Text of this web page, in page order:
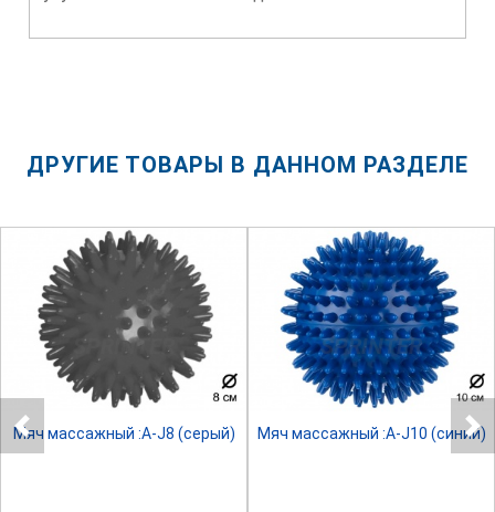
ДРУГИЕ ТОВАРЫ В ДАННОМ РАЗДЕЛЕ
SPRINTER
Мяч массажный :A-J8 (серый)
SPRINTER
Мяч массажный :A-J10 (синий)